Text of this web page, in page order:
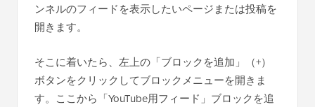
ンネルのフィードを表示したいページまたは投稿を
開きます。
そこに着いたら、左上の「ブロックを追加」（+）
ボタンをクリックしてブロックメニューを開きま
す。ここから「YouTube用フィード」ブロックを追